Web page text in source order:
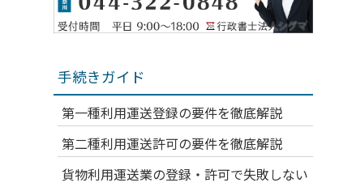
手続きガイド
第一種利用運送登録の要件を徹底解説
第二種利用運送許可の要件を徹底解説
貨物利用運送業の登録・許可で失敗しない